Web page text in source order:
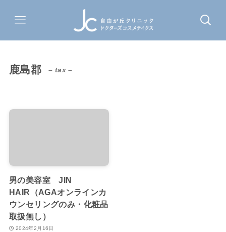
鹿島郡 – tax –
男の美容室 JIN
HAIR（AGAオンラインカ
ウンセリングのみ・化粧品
取扱無し）
2024年2月16日